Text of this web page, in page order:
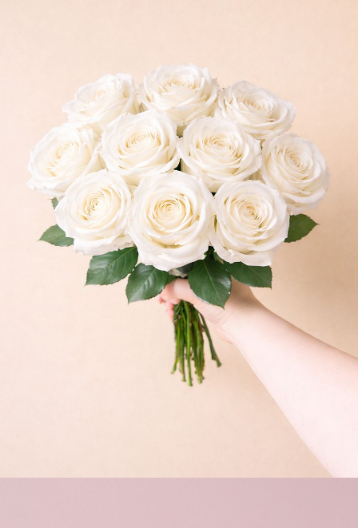
お花をベストなタイミングで発送しているため、お届け日の
指定はできません。受け取り時間帯は、発送後にクロネコヤ
マトのアプリから変更可能です。
Q. 注文後にキャンセルできますか？
ご注文後一定時間内であればキャンセル可能です。